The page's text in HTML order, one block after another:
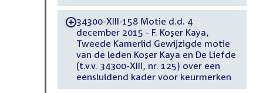
-34300-XIII-158 Motie d.d. 4
december 2015 - F. Koşer Kaya,
Tweede Kamerlid Gewijzigde motie
van de leden Koşer Kaya en De Liefde
(t.v.v. 34300-XIII, nr. 125) over een
eensluidend kader voor keurmerken